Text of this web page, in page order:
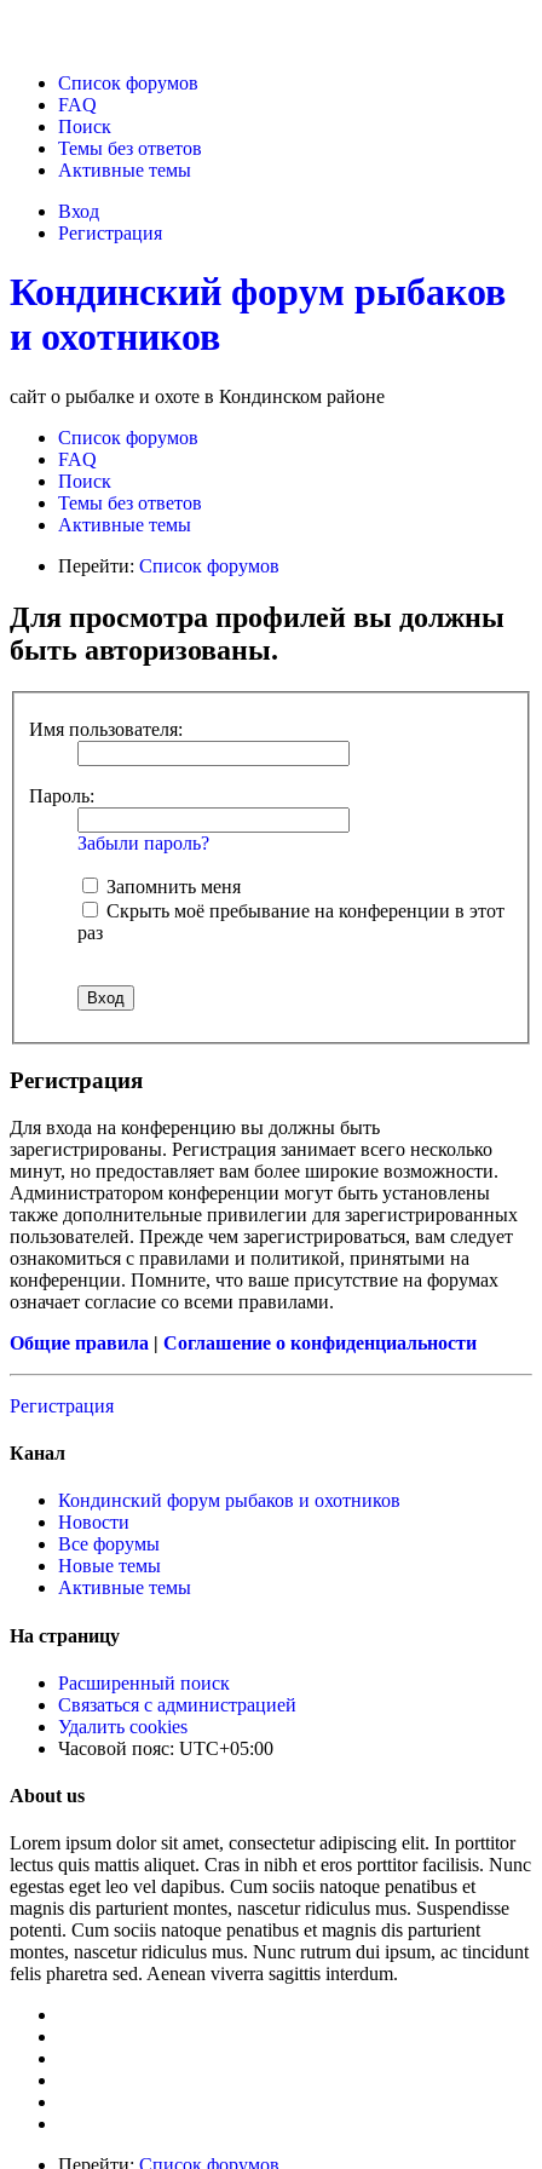
Список форумов
FAQ
Поиск
Темы без ответов
Активные темы
Вход
Регистрация
Кондинский форум рыбаков
и охотников
сайт о рыбалке и охоте в Кондинском районе
Список форумов
FAQ
Поиск
Темы без ответов
Активные темы
Перейти: Список форумов
Для просмотра профилей вы должны
быть авторизованы.
Имя пользователя:
Пароль:
Забыли пароль?
Запомнить меня
Скрыть моё пребывание на конференции в этот
раз
Регистрация
Для входа на конференцию вы должны быть
зарегистрированы. Регистрация занимает всего несколько
минут, но предоставляет вам более широкие возможности.
Администратором конференции могут быть установлены
также дополнительные привилегии для зарегистрированных
пользователей. Прежде чем зарегистрироваться, вам следует
ознакомиться с правилами и политикой, принятыми на
конференции. Помните, что ваше присутствие на форумах
означает согласие со всеми правилами.
Общие правила | Соглашение о конфиденциальности
Регистрация
Канал
Кондинский форум рыбаков и охотников
Новости
Все форумы
Новые темы
Активные темы
На страницу
Расширенный поиск
Связаться с администрацией
Удалить cookies
Часовой пояс: UTC+05:00
About us
Lorem ipsum dolor sit amet, consectetur adipiscing elit. In porttitor
lectus quis mattis aliquet. Cras in nibh et eros porttitor facilisis. Nunc
egestas eget leo vel dapibus. Cum sociis natoque penatibus et
magnis dis parturient montes, nascetur ridiculus mus. Suspendisse
potenti. Cum sociis natoque penatibus et magnis dis parturient
montes, nascetur ridiculus mus. Nunc rutrum dui ipsum, ac tincidunt
felis pharetra sed. Aenean viverra sagittis interdum.